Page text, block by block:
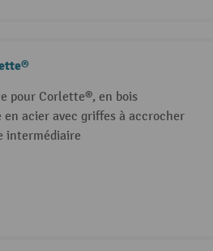
pour Corlette®, en bois
en acier avec griffes à accrocher
intermédiaire